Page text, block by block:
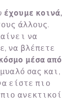
έχουμε κοινά,
άλλους.
να
να βλέπετε
μέσα από
σας και,
είστε πιο
ανεκτικοί